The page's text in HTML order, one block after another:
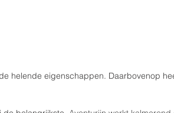
helende eigenschappen. Daarbovenop